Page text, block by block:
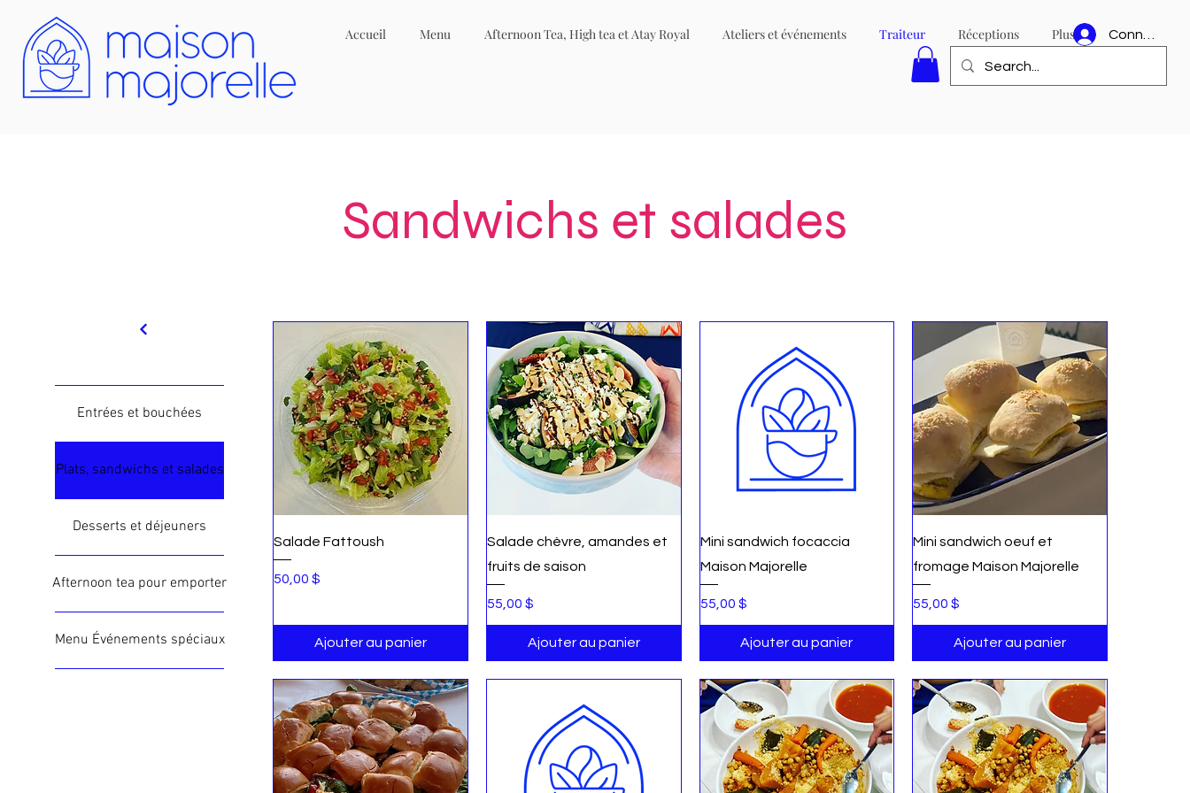
Accueil Menu Afternoon Tea, High tea et Atay Royal Ateliers et événements Traiteur Réceptions Plus Connexion
Sandwichs et salades
Entrées et bouchées
Plats, sandwichs et salades
Desserts et déjeuners
Afternoon tea pour emporter
Menu Événements spéciaux
Aperçu rapide
Salade Fattoush
Prix
50,00 $
Ajouter au panier
Aperçu rapide
Salade chèvre, amandes et
fruits de saison
Prix
55,00 $
Ajouter au panier
Aperçu rapide
Mini sandwich focaccia
Maison Majorelle
Prix
55,00 $
Ajouter au panier
Aperçu rapide
Mini sandwich oeuf et
fromage Maison Majorelle
Prix
55,00 $
Ajouter au panier